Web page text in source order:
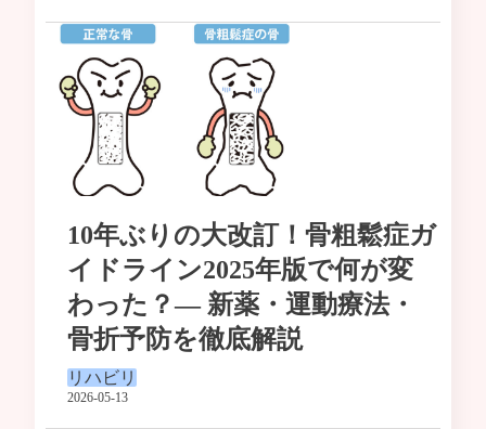
10年ぶりの大改訂！骨粗鬆症ガ
イドライン2025年版で何が変
わった？— 新薬・運動療法・
骨折予防を徹底解説
リハビリ
2026-05-13